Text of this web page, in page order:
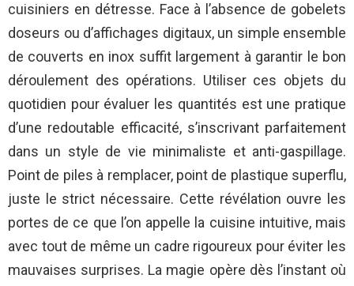
cuisiniers en détresse. Face à l’absence de gobelets
doseurs ou d’affichages digitaux, un simple ensemble
de couverts en inox suffit largement à garantir le bon
déroulement des opérations. Utiliser ces objets du
quotidien pour évaluer les quantités est une pratique
d’une redoutable efficacité, s’inscrivant parfaitement
dans un style de vie minimaliste et anti-gaspillage.
Point de piles à remplacer, point de plastique superflu,
juste le strict nécessaire. Cette révélation ouvre les
portes de ce que l’on appelle la cuisine intuitive, mais
avec tout de même un cadre rigoureux pour éviter les
mauvaises surprises. La magie opère dès l’instant où